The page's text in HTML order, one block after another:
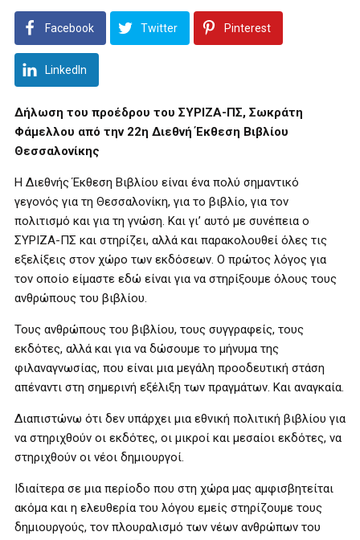
Facebook Twitter Pinterest
LinkedIn
Δήλωση του προέδρου του ΣΥΡΙΖΑ-ΠΣ, Σωκράτη
Φάμελλου από την 22η Διεθνή Έκθεση Βιβλίου
Θεσσαλονίκης
Η Διεθνής Έκθεση Βιβλίου είναι ένα πολύ σημαντικό
γεγονός για τη Θεσσαλονίκη, για το βιβλίο, για τον
πολιτισμό και για τη γνώση. Και γι’ αυτό με συνέπεια ο
ΣΥΡΙΖΑ-ΠΣ και στηρίζει, αλλά και παρακολουθεί όλες τις
εξελίξεις στον χώρο των εκδόσεων. Ο πρώτος λόγος για
τον οποίο είμαστε εδώ είναι για να στηρίξουμε όλους τους
ανθρώπους του βιβλίου.
Τους ανθρώπους του βιβλίου, τους συγγραφείς, τους
εκδότες, αλλά και για να δώσουμε το μήνυμα της
φιλαναγνωσίας, που είναι μια μεγάλη προοδευτική στάση
απέναντι στη σημερινή εξέλιξη των πραγμάτων. Και αναγκαία.
Διαπιστώνω ότι δεν υπάρχει μια εθνική πολιτική βιβλίου για
να στηριχθούν οι εκδότες, οι μικροί και μεσαίοι εκδότες, να
στηριχθούν οι νέοι δημιουργοί.
Ιδιαίτερα σε μια περίοδο που στη χώρα μας αμφισβητείται
ακόμα και η ελευθερία του λόγου εμείς στηρίζουμε τους
δημιουργούς, τον πλουραλισμό των νέων ανθρώπων του